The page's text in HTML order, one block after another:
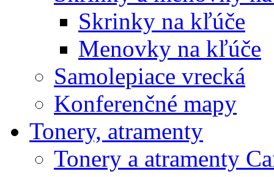
Skrinky na kľúče
Menovky na kľúče
Samolepiace vrecká
Konferenčné mapy
Tonery, atramenty
Tonery a atramenty